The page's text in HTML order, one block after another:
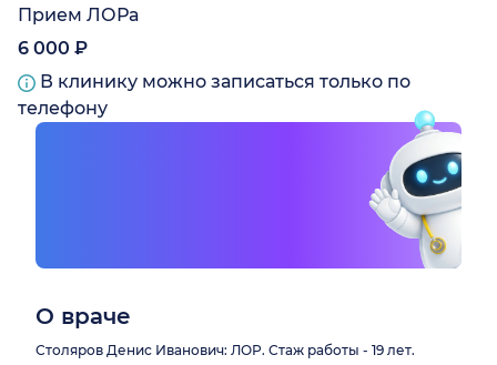
Прием ЛОРа
6 000 ₽
В клинику можно записаться только по
телефону
О враче
Столяров Денис Иванович: ЛОР. Стаж работы - 19 лет.